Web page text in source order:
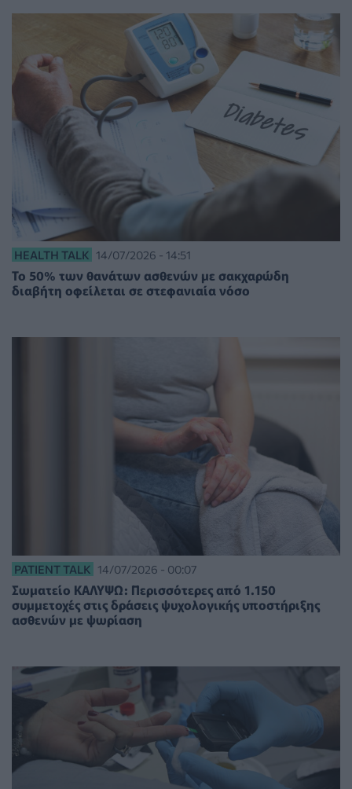
HEALTH TALK 14/07/2026 - 14:51
Το 50% των θανάτων ασθενών με σακχαρώδη
διαβήτη οφείλεται σε στεφανιαία νόσο
PATIENT TALK 14/07/2026 - 00:07
Σωματείο ΚΑΛΥΨΩ: Περισσότερες από 1.150
συμμετοχές στις δράσεις ψυχολογικής υποστήριξης
ασθενών με ψωρίαση